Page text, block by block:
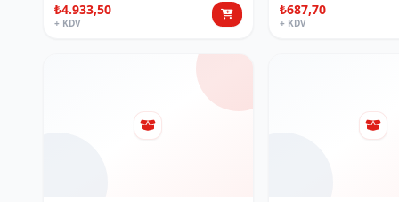
₺4.933,50
+ KDV
₺687,70
+ KDV